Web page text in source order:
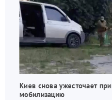
Киев снова ужесточает
мобилизацию